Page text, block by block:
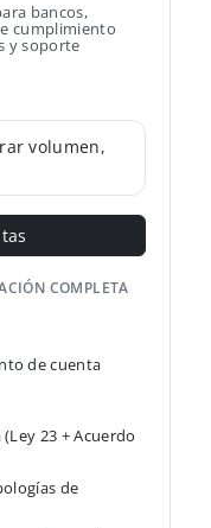
bancos,
cumplimiento
y soporte
volumen,
COMPLETA
de cuenta
23 + Acuerdo
de